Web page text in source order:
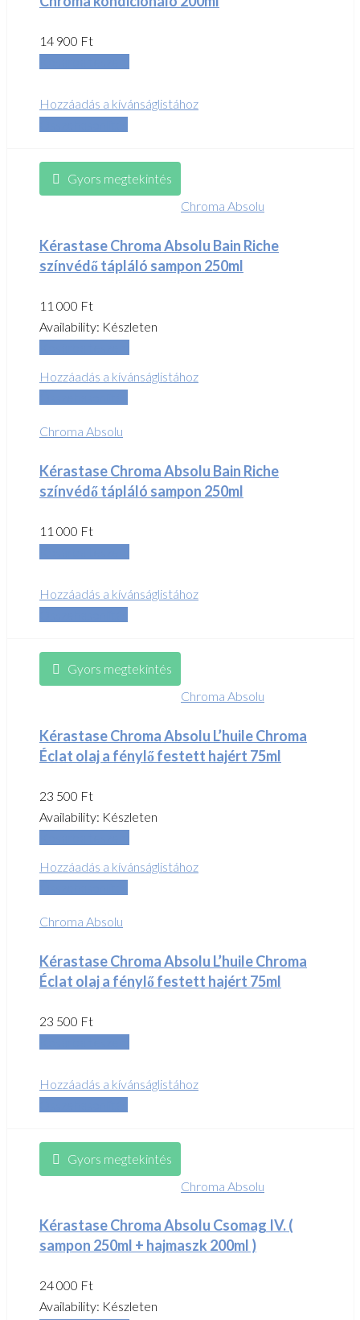
14 900 Ft
Hozzáadás a kívánságlistához
Gyors megtekintés
Chroma Absolu
Kérastase Chroma Absolu Bain Riche
színvédő tápláló sampon 250ml
11 000 Ft
Availability: Készleten
Hozzáadás a kívánságlistához
Chroma Absolu
Kérastase Chroma Absolu Bain Riche
színvédő tápláló sampon 250ml
11 000 Ft
Hozzáadás a kívánságlistához
Gyors megtekintés
Chroma Absolu
Kérastase Chroma Absolu L’huile Chroma
Éclat olaj a fénylő festett hajért 75ml
23 500 Ft
Availability: Készleten
Hozzáadás a kívánságlistához
Chroma Absolu
Kérastase Chroma Absolu L’huile Chroma
Éclat olaj a fénylő festett hajért 75ml
23 500 Ft
Hozzáadás a kívánságlistához
Gyors megtekintés
Chroma Absolu
Kérastase Chroma Absolu Csomag IV. (
sampon 250ml + hajmaszk 200ml )
24 000 Ft
Availability: Készleten